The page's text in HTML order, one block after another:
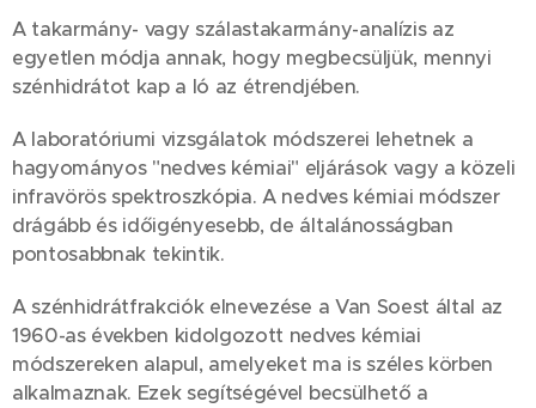
A takarmány- vagy szálastakarmány-analízis az
egyetlen módja annak, hogy megbecsüljük, mennyi
szénhidrátot kap a ló az étrendjében.
A laboratóriumi vizsgálatok módszerei lehetnek a
hagyományos "nedves kémiai" eljárások vagy a közeli
infravörös spektroszkópia. A nedves kémiai módszer
drágább és időigényesebb, de általánosságban
pontosabbnak tekintik.
A szénhidrátfrakciók elnevezése a Van Soest által az
1960-as években kidolgozott nedves kémiai
módszereken alapul, amelyeket ma is széles körben
alkalmaznak. Ezek segítségével becsülhető a